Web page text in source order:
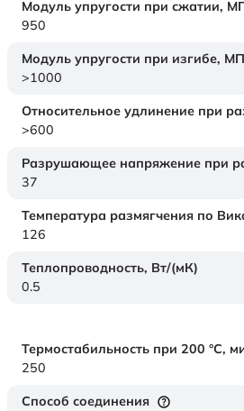
Модуль упругости при сжатии,
950
Модуль упругости при изгибе,
>1000
Относительное удлинение при
>600
Разрушающее напряжение при
37
Температура размягчения по
126
Теплопроводность, Вт/(мК)
0.5
Термостабильность при 200 °С,
250
Способ соединения